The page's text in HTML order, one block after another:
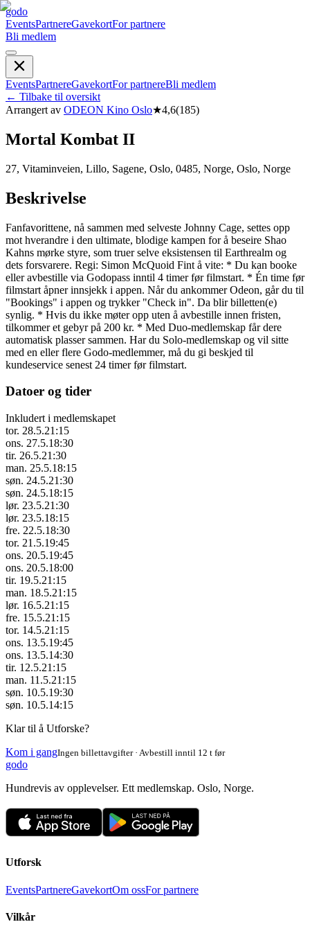
godo
EventsPartnereGavekortFor partnere
Bli medlem
EventsPartnereGavekortFor partnereBli medlem
← Tilbake til oversikt
Arrangert av ODEON Kino Oslo★4,6(185)
Mortal Kombat II
27, Vitaminveien, Lillo, Sagene, Oslo, 0485, Norge, Oslo, Norge
Beskrivelse
Fanfavorittene, nå sammen med selveste Johnny Cage, settes opp
mot hverandre i den ultimate, blodige kampen for å beseire Shao
Kahns mørke styre, som truer selve eksistensen til Earthrealm og
dets forsvarere. Regi: Simon McQuoid Fint å vite: * Du kan booke
eller avbestille via Godopass inntil 4 timer før filmstart. * Én time før
filmstart åpner innsjekk i appen. Når du ankommer Odeon, går du til
"Bookings" i appen og trykker "Check in". Da blir billetten(e)
synlig. * Hvis du ikke møter opp uten å avbestille innen fristen,
tilkommer et gebyr på 200 kr. * Med Duo-medlemskap får dere
automatisk plasser sammen. Har du Solo-medlemskap og vil sitte
med en eller flere Godo-medlemmer, må du gi beskjed til
kundeservice senest 24 timer før filmstart.
Datoer og tider
Inkludert i medlemskapet
tor. 28.5.21:15
ons. 27.5.18:30
tir. 26.5.21:30
man. 25.5.18:15
søn. 24.5.21:30
søn. 24.5.18:15
lør. 23.5.21:30
lør. 23.5.18:15
fre. 22.5.18:30
tor. 21.5.19:45
ons. 20.5.19:45
ons. 20.5.18:00
tir. 19.5.21:15
man. 18.5.21:15
lør. 16.5.21:15
fre. 15.5.21:15
tor. 14.5.21:15
ons. 13.5.19:45
ons. 13.5.14:30
tir. 12.5.21:15
man. 11.5.21:15
søn. 10.5.19:30
søn. 10.5.14:15
Klar til å Utforske?
Kom i gangIngen billettavgifter · Avbestill inntil 12 t før
godo
Hundrevis av opplevelser. Ett medlemskap. Oslo, Norge.
Utforsk
EventsPartnereGavekortOm ossFor partnere
Vilkår